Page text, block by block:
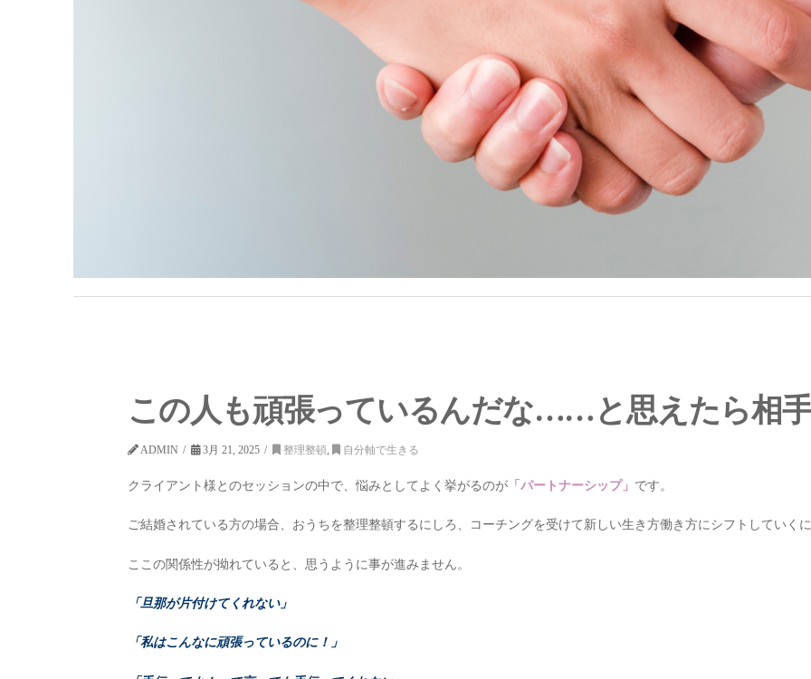
この人も頑張っているんだな……と思えたら相
ADMIN 3月 21, 2025 整理整頓, 自分軸で生きる
クライアント様とのセッションの中で、悩みとしてよく挙がるのが「パートナーシップ」 です。
ご結婚されている方の場合、おうちを整理整頓するにしろ、コーチングを受けて新しい生き方働き方にシフトしていく
ここの関係性が拗れていると、思うように事が進みません。
「旦那が片付けてくれない」
「私はこんなに頑張っているのに！」